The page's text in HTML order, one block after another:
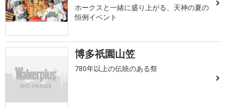
ホークスと一緒に盛り上がる、天神の夏の
恒例イベント
博多祇園山笠
780年以上の伝統のある祭